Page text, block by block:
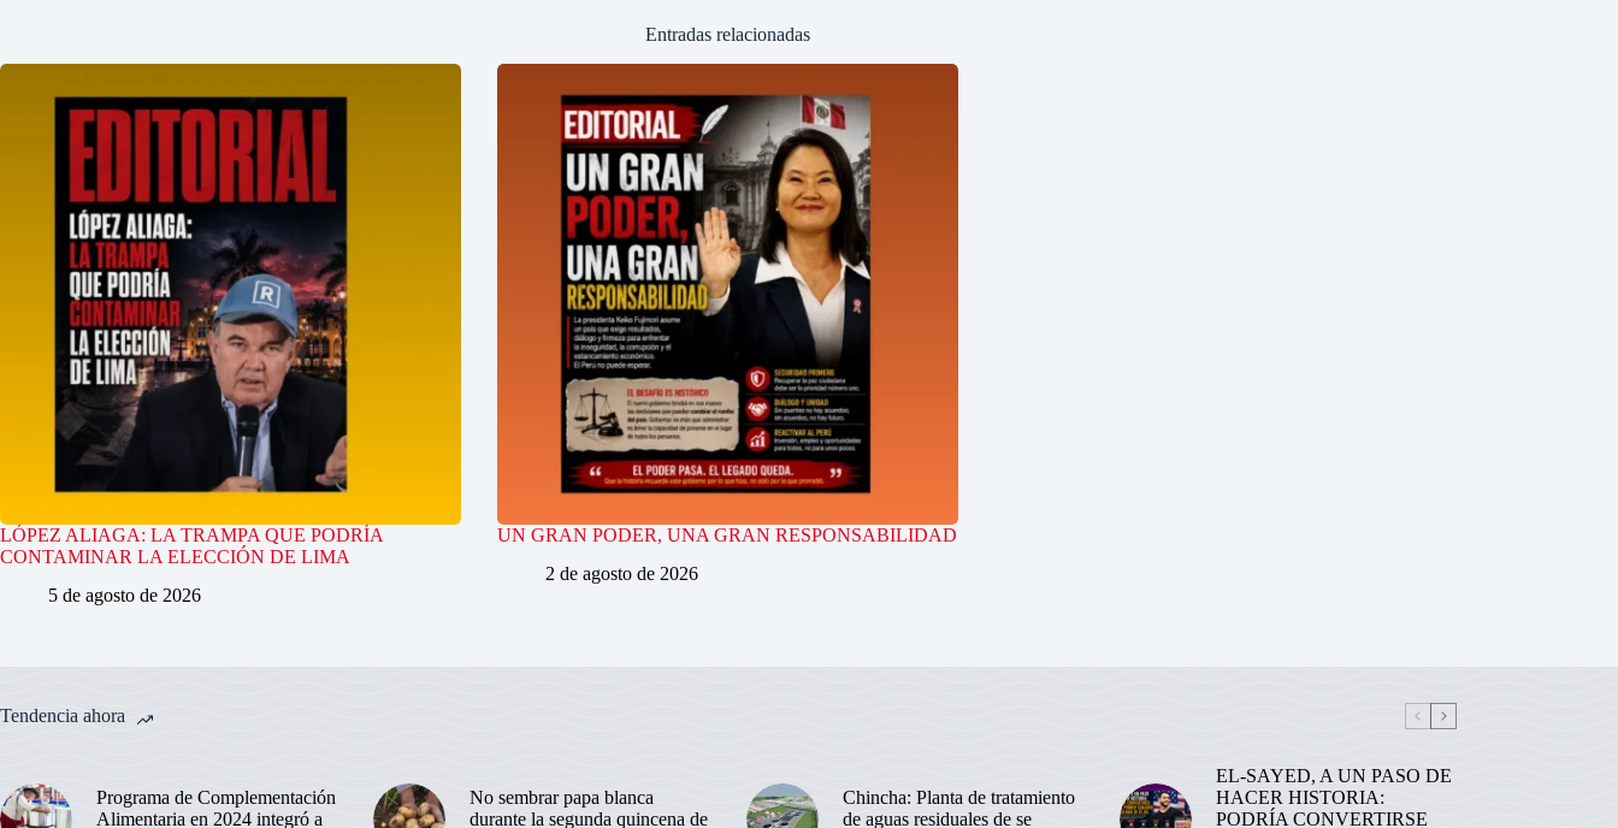
Entradas relacionadas
LÓPEZ ALIAGA: LA TRAMPA QUE PODRÍA
CONTAMINAR LA ELECCIÓN DE LIMA
5 de agosto de 2026
UN GRAN PODER, UNA GRAN RESPONSABILIDAD
2 de agosto de 2026
Tendencia ahora
Programa de Complementación
Alimentaria en 2024 integró a
No sembrar papa blanca
durante la segunda quincena de
Chincha: Planta de tratamiento
de aguas residuales de se
EL-SAYED, A UN PASO DE
HACER HISTORIA:
PODRÍA CONVERTIRSE